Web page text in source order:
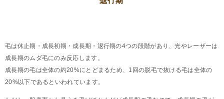
毛は休止期・成長初期・成長期・退行期の4つの段階があり、光やレーザーは
成長期のムダ毛にのみ反応します。
成長期の毛は全体の約20%にとどまるため、1回の脱毛で抜ける毛は全体の
20%以下であるといわれています。